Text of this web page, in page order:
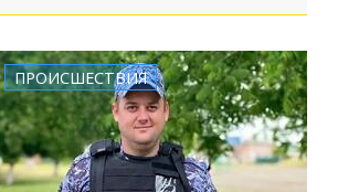
ПРОИСШЕСТВИЯ